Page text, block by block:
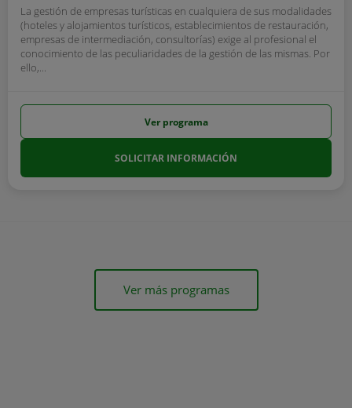
La gestión de empresas turísticas en cualquiera de sus modalidades
(hoteles y alojamientos turísticos, establecimientos de restauración,
empresas de intermediación, consultorías) exige al profesional el
conocimiento de las peculiaridades de la gestión de las mismas. Por
ello,...
Ver programa
SOLICITAR INFORMACIÓN
Ver más programas